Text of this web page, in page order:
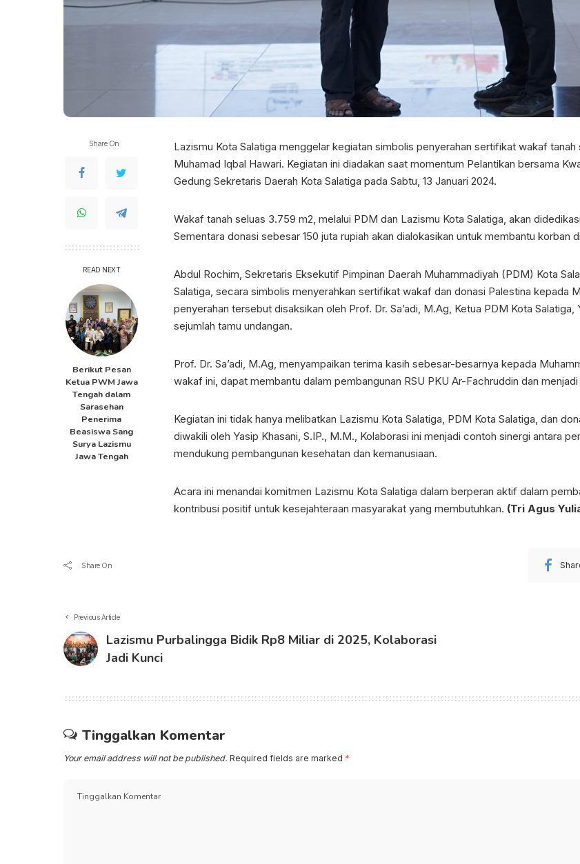
Share On
READ NEXT
Berikut Pesan
Ketua PWM Jawa
Tengah dalam
Sarasehan
Penerima
Beasiswa Sang
Surya Lazismu
Jawa Tengah
Lazismu Kota Salatiga menggelar kegiatan simbolis penyerahan sertifikat wakaf
Muhamad Iqbal Hawari. Kegiatan ini diadakan saat momentum Pelantikan bersama
Gedung Sekretaris Daerah Kota Salatiga pada Sabtu, 13 Januari 2024.
Wakaf tanah seluas 3.759 m2, melalui PDM dan Lazismu Kota Salatiga, akan
Sementara donasi sebesar 150 juta rupiah akan dialokasikan untuk membantu korban
Abdul Rochim, Sekretaris Eksekutif Pimpinan Daerah Muhammadiyah (PDM) Kota
Salatiga, secara simbolis menyerahkan sertifikat wakaf dan donasi Palestina kepada
penyerahan tersebut disaksikan oleh Prof. Dr. Sa’adi, M.Ag, Ketua PDM Kota
sejumlah tamu undangan.
Prof. Dr. Sa’adi, M.Ag, menyampaikan terima kasih sebesar-besarnya kepada
wakaf ini, dapat membantu dalam pembangunan RSU PKU Ar-Fachruddin dan menjadi
Kegiatan ini tidak hanya melibatkan Lazismu Kota Salatiga, PDM Kota Salatiga, dan
diwakili oleh Yasip Khasani, S.IP., M.M., Kolaborasi ini menjadi contoh sinergi antara
mendukung pembangunan kesehatan dan kemanusiaan.
Acara ini menandai komitmen Lazismu Kota Salatiga dalam berperan aktif dalam
kontribusi positif untuk kesejahteraan masyarakat yang membutuhkan. (Tri Agus
Share On
Previous Article
Lazismu Purbalingga Bidik Rp8 Miliar di 2025, Kolaborasi
Jadi Kunci
Tinggalkan Komentar
Your email address will not be published. Required fields are marked *